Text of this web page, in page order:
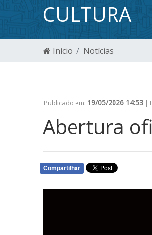
CULTURA
Início Notícias
Publicado em: 19/05/2026 14:53 |
Abertura
Compartilhar